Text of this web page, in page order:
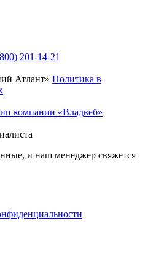
201-14-21
Атлант» Политика в
и наш менеджер свяжется